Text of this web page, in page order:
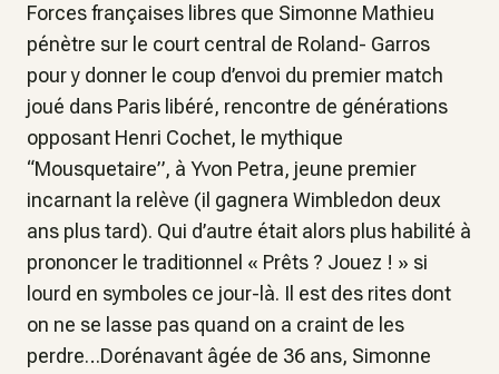
Forces françaises libres que Simonne Mathieu
pénètre sur le court central de Roland- Garros
pour y donner le coup d’envoi du premier match
joué dans Paris libéré, rencontre de générations
opposant Henri Cochet, le mythique
“Mousquetaire”, à Yvon Petra, jeune premier
incarnant la relève (il gagnera Wimbledon deux
ans plus tard). Qui d’autre était alors plus habilité à
prononcer le traditionnel « Prêts ? Jouez ! » si
lourd en symboles ce jour-là. Il est des rites dont
on ne se lasse pas quand on a craint de les
perdre…Dorénavant âgée de 36 ans, Simonne